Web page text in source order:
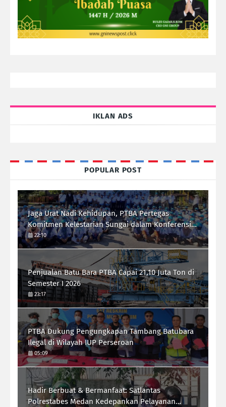
IKLAN ADS
POPULAR POST
Jaga Urat Nadi Kehidupan, PTBA Pertegas
Komitmen Kelestarian Sungai dalam Konferensi
Sungai Indonesia 2026
22:10
Penjualan Batu Bara PTBA Capai 21,10 Juta Ton di
Semester I 2026
23:17
PTBA Dukung Pengungkapan Tambang Batubara
Ilegal di Wilayah IUP Perseroan
05:09
Hadir Berbuat & Bermanfaat: Satlantas
Polrestabes Medan Kedepankan Pelayanan